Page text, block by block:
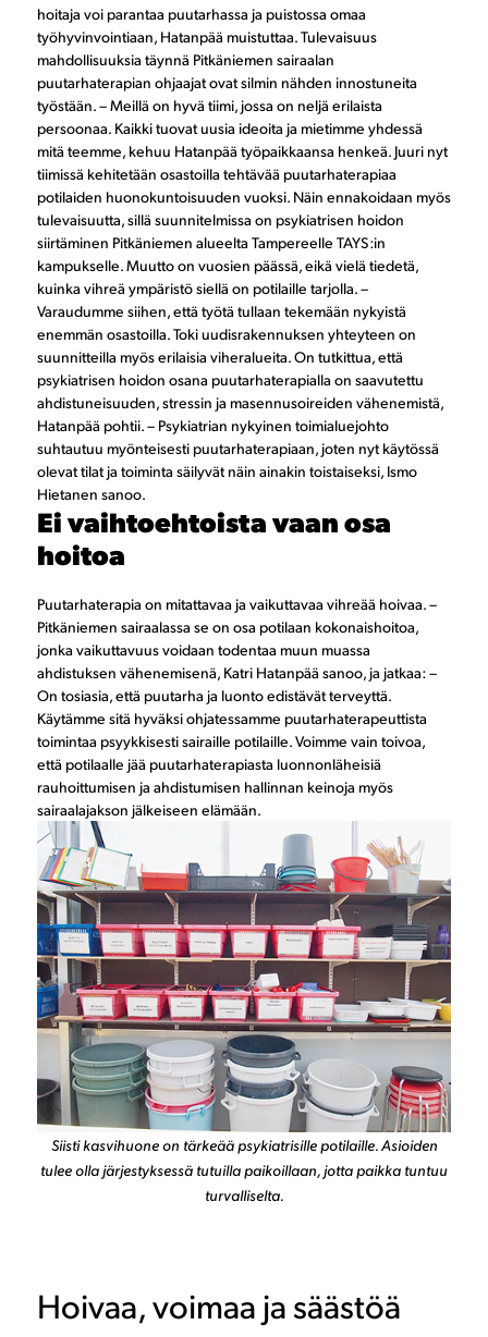
hoitaja voi parantaa puutarhassa ja puistossa omaa
työhyvinvointiaan, Hatanpää muistuttaa. Tulevaisuus
mahdollisuuksia täynnä Pitkäniemen sairaalan
puutarhaterapian ohjaajat ovat silmin nähden innostuneita
työstään. – Meillä on hyvä tiimi, jossa on neljä erilaista
persoonaa. Kaikki tuovat uusia ideoita ja mietimme yhdessä
mitä teemme, kehuu Hatanpää työpaikkaansa henkeä. Juuri nyt
tiimissä kehitetään osastoilla tehtävää puutarhaterapiaa
potilaiden huonokuntoisuuden vuoksi. Näin ennakoidaan myös
tulevaisuutta, sillä suunnitelmissa on psykiatrisen hoidon
siirtäminen Pitkäniemen alueelta Tampereelle TAYS:in
kampukselle. Muutto on vuosien päässä, eikä vielä tiedetä,
kuinka vihreä ympäristö siellä on potilaille tarjolla. –
Varaudumme siihen, että työtä tullaan tekemään nykyistä
enemmän osastoilla. Toki uudisrakennuksen yhteyteen on
suunnitteilla myös erilaisia viheralueita. On tutkittua, että
psykiatrisen hoidon osana puutarhaterapialla on saavutettu
ahdistuneisuuden, stressin ja masennusoireiden vähenemistä,
Hatanpää pohtii. – Psykiatrian nykyinen toimialuejohto
suhtautuu myönteisesti puutarhaterapiaan, joten nyt käytössä
olevat tilat ja toiminta säilyvät näin ainakin toistaiseksi, Ismo
Hietanen sanoo.
Ei vaihtoehtoista vaan osa
hoitoa
Puutarhaterapia on mitattavaa ja vaikuttavaa vihreää hoivaa. –
Pitkäniemen sairaalassa se on osa potilaan kokonaishoitoa,
jonka vaikuttavuus voidaan todentaa muun muassa
ahdistuksen vähenemisenä, Katri Hatanpää sanoo, ja jatkaa: –
On tosiasia, että puutarha ja luonto edistävät terveyttä.
Käytämme sitä hyväksi ohjatessamme puutarhaterapeuttista
toimintaa psyykkisesti sairaille potilaille. Voimme vain toivoa,
että potilaalle jää puutarhaterapiasta luonnonläheisiä
rauhoittumisen ja ahdistumisen hallinnan keinoja myös
sairaalajakson jälkeiseen elämään.
Siisti kasvihuone on tärkeää psykiatrisille potilaille. Asioiden
tulee olla järjestyksessä tutuilla paikoillaan, jotta paikka tuntuu
turvalliselta.
Hoivaa, voimaa ja säästöä